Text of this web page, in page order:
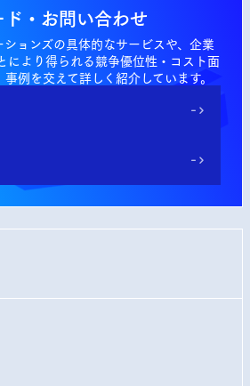
・ お問い合わせ
ョンズの具体的なサービスや、企業
により得られる競争優位性・コスト面
例を交えて詳しく紹介しています。
->
->